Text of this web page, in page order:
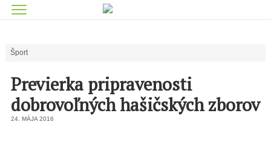
Šport
Previerka pripravenosti
dobrovoľných hašičských zborov
24. MÁJA 2016